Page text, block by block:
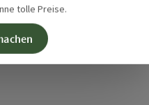
tolle Preise.